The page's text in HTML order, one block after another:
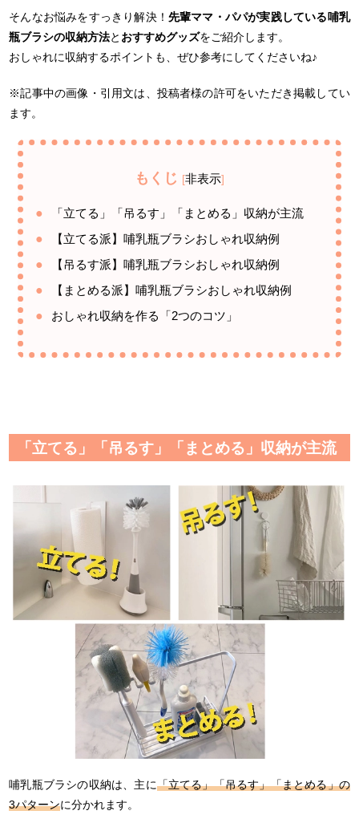
そんなお悩みをすっきり解決！ 先輩ママ・パパが実践している哺乳
瓶ブラシの収納方法と おすすめグッズをご紹介します。
おしゃれに収納するポイントも、ぜひ参考にしてくださいね♪
※記事中の画像・引用文は、投稿者様の許可をいただき掲載してい
ます。
もくじ [非表示]
「立てる」「吊るす」「まとめる」収納が主流
【立てる派】哺乳瓶ブラシおしゃれ収納例
【吊るす派】哺乳瓶ブラシおしゃれ収納例
【まとめる派】哺乳瓶ブラシおしゃれ収納例
おしゃれ収納を作る「2つのコツ」
「立てる」「吊るす」「まとめる」収納が主流
哺乳瓶ブラシの収納は、主に「立てる」「吊るす」「まとめる」の
3パターンに分かれます。